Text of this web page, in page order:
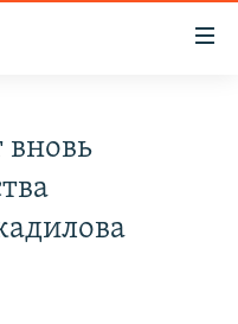
вновь